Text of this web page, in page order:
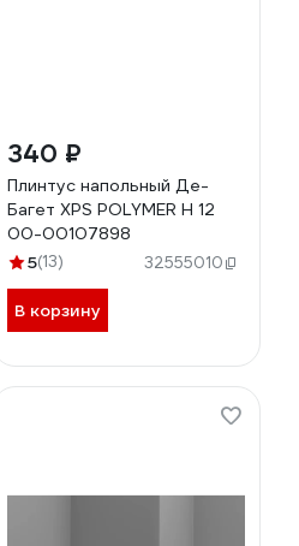
340 ₽
Плинтус напольный Де-
Багет XPS POLYMER Н 12
00-00107898
5(13) 32555010
В корзину